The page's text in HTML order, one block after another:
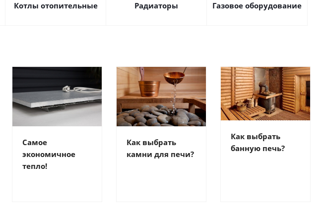
Котлы отопительные Радиаторы Газовое оборудование
Самое
экономичное
тепло!
Как выбрать
камни для печи?
Как выбрать
банную печь?